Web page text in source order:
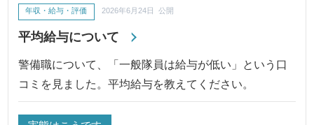
平均給与について
年収・給与・評価 2026年6月24日 公開
警備職について、「一般隊員は給与が低い」という口
コミを見ました。平均給与を教えてください。